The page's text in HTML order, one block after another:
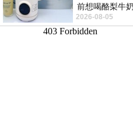
前想喝酪梨牛
imami 健康煮
2026-08-05